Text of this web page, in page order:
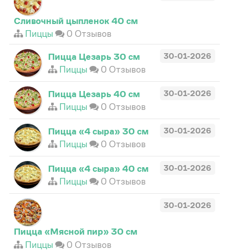
Сливочный цыпленок 40 см
Пиццы
0 Отзывов
30-01-2026
Пицца Цезарь 30 см
Пиццы
0 Отзывов
30-01-2026
Пицца Цезарь 40 см
Пиццы
0 Отзывов
30-01-2026
Пицца «4 сыра» 30 см
Пиццы
0 Отзывов
30-01-2026
Пицца «4 сыра» 40 см
Пиццы
0 Отзывов
30-01-2026
Пицца «Мясной пир» 30 см
Пиццы
0 Отзывов